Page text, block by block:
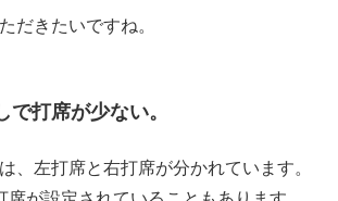
だきたいですね。
打席が少ない。
、左打席と右打席が分かれています。